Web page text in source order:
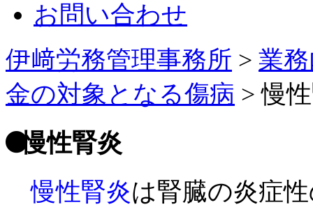
お問い合わせ
伊﨑労務管理事務所 > 業
金の対象となる傷病 >慢
慢性腎炎
慢性腎炎は腎臓の炎症